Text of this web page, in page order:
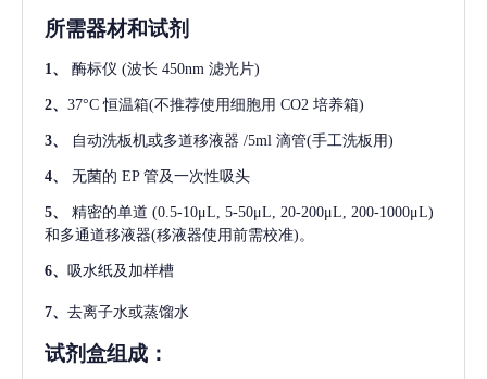
所需器材和试剂
1、 酶标仪 (波长 450nm 滤光片)
2、 37°C 恒温箱(不推荐使用细胞用 CO2 培养箱)
3、 自动洗板机或多道移液器 /5ml 滴管(手工洗板用)
4、 无菌的 EP 管及一次性吸头
5、 精密的单道 (0.5-10μL, 5-50μL, 20-200μL, 200-1000μL)
和多通道移液器(移液器使用前需校准)。
6、 吸水纸及加样槽
7、 去离子水或蒸馏水
试剂盒组成：